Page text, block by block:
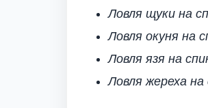
Ловля щуки на
Ловля окуня на
Ловля язя на
Ловля жереха на